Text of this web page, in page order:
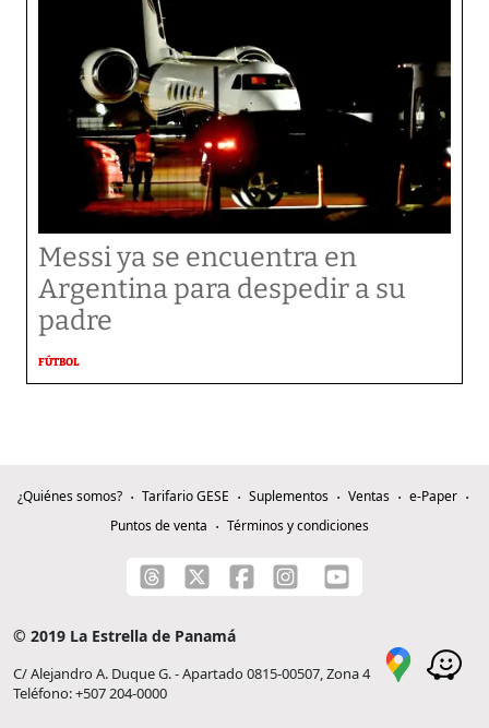
Messi ya se encuentra en
Argentina para despedir a su
padre
FÚTBOL
¿Quiénes somos? Tarifario GESE Suplementos Ventas
e-Paper
Puntos de venta
Términos y condiciones
© 2019 La Estrella de Panamá
C/ Alejandro A. Duque G. - Apartado 0815-00507, Zona 4
Teléfono: +507 204-0000